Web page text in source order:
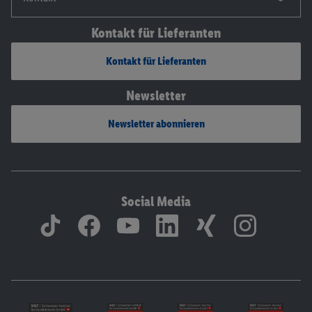
Kontakt für Lieferanten
Kontakt für Lieferanten
Newsletter
Newsletter abonnieren
Social Media